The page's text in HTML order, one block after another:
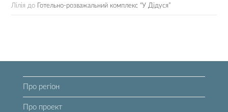
Лілія до Готельно-розважальний комплекс “У Дідуся”
Про регіон
Про проект